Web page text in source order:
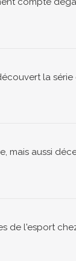
la série
aussi
de l'esport